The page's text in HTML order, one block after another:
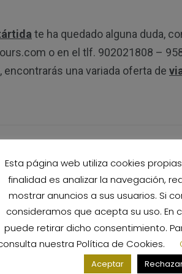
te ha quedado alguna duda,
o en el tlf. 902021808 –
una variada oferta de
campos obligatorios están marcados
Esta página web utiliza cookies
finalidad es analizar la navegación,
mostrar anuncios a sus usuarios. Si
consideramos que acepta su uso. En
puede retirar dicho consentimiento.
nuestra Política de Cookies.
Aceptar